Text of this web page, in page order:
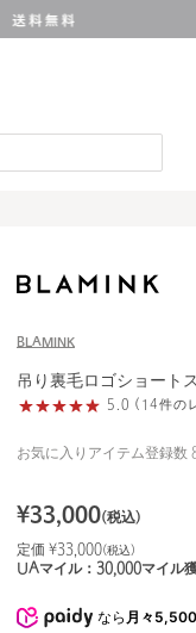
BLAMINK
吊り裏毛ロゴショート
5.0 (14件の
お気に入りアイテム登録数
¥33,000(税込)
定価 ¥33,000(税込)
UAマイル： 30,000マイル
なら 月々